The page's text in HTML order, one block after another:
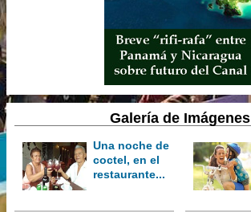
Galería de Imágenes
Una noche de
coctel, en el
restaurante...